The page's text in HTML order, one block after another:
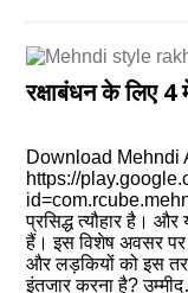
रक्षाबंधन के लिए 4
Download Mehndi
https://
प्रसिद्ध त्यौहार है।
हैं। इस विशेष अवसर
और लड़कियों को इस
इंतजार करना है?